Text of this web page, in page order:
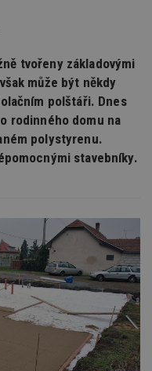
tvořeny základovými
může být někdy
polštáři. Dnes
rodinného domu na
polystyrenu.
stavebníky.